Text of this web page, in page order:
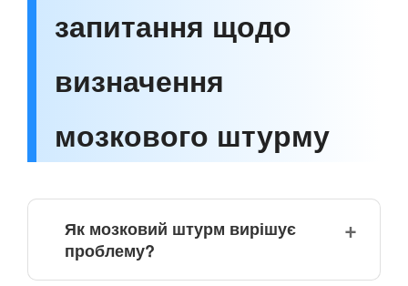
запитання щодо
визначення
мозкового штурму
Як мозковий штурм вирішує
проблему?